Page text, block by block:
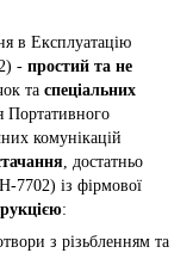
в Експлуатацію
- простий та не
та спеціальних
Портативного
комунікацій
, достатньо
7702) із фірмової
:
з різьбленням та